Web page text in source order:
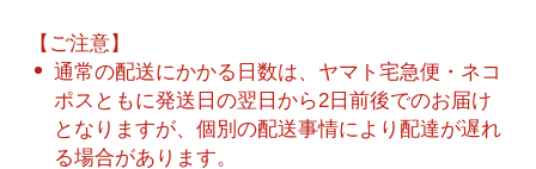
【ご注意】
通常の配送にかかる日数は、ヤマト宅急便・ネコ
ポスともに発送日の翌日から2日前後でのお届け
となりますが、個別の配送事情により配達が遅れ
る場合があります。